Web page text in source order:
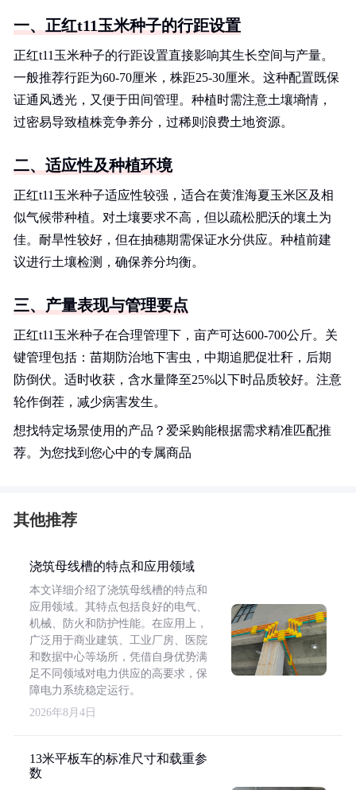
一、正红t11玉米种子的行距设置
正红t11玉米种子的行距设置直接影响其生长空间与产量。
一般推荐行距为60-70厘米，株距25-30厘米。这种配置既保
证通风透光，又便于田间管理。种植时需注意土壤墒情，
过密易导致植株竞争养分，过稀则浪费土地资源。
二、适应性及种植环境
正红t11玉米种子适应性较强，适合在黄淮海夏玉米区及相
似气候带种植。对土壤要求不高，但以疏松肥沃的壤土为
佳。耐旱性较好，但在抽穗期需保证水分供应。种植前建
议进行土壤检测，确保养分均衡。
三、产量表现与管理要点
正红t11玉米种子在合理管理下，亩产可达600-700公斤。关
键管理包括：苗期防治地下害虫，中期追肥促壮秆，后期
防倒伏。适时收获，含水量降至25%以下时品质较好。注意
轮作倒茬，减少病害发生。
想找特定场景使用的产品？爱采购能根据需求精准匹配推
荐。为您找到您心中的专属商品
其他推荐
浇筑母线槽的特点和应用领域
本文详细介绍了浇筑母线槽的特点和
应用领域。其特点包括良好的电气、
机械、防火和防护性能。在应用上，
广泛用于商业建筑、工业厂房、医院
和数据中心等场所，凭借自身优势满
足不同领域对电力供应的高要求，保
障电力系统稳定运行。
2026年8月4日
13米平板车的标准尺寸和载重参
数